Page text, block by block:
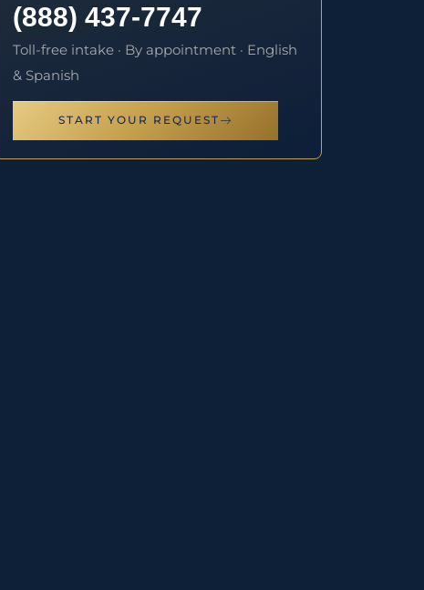
(888) 437-7747
Toll-free intake · By appointment · English
& Spanish
START YOUR REQUEST